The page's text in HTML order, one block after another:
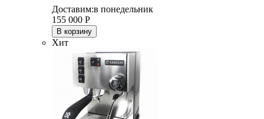
Доставим:в понедельник
155 000 Р
В корзину
Хит